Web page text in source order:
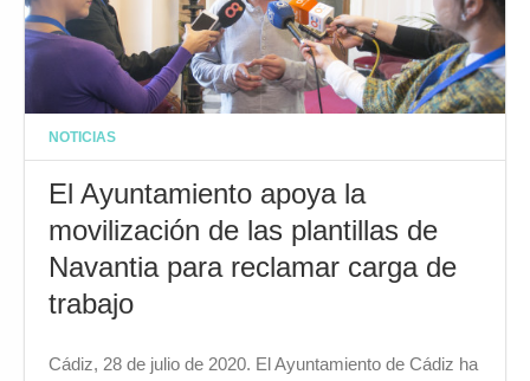
NOTICIAS
El Ayuntamiento apoya la
movilización de las plantillas de
Navantia para reclamar carga de
trabajo
Cádiz, 28 de julio de 2020. El Ayuntamiento de Cádiz ha